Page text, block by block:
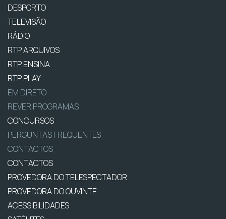
DESPORTO
TELEVISÃO
RÁDIO
RTP ARQUIVOS
RTP ENSINA
RTP PLAY
EM DIRETO
REVER PROGRAMAS
CONCURSOS
PERGUNTAS FREQUENTES
CONTACTOS
CONTACTOS
PROVEDORA DO TELESPECTADOR
PROVEDORA DO OUVINTE
ACESSIBILIDADES